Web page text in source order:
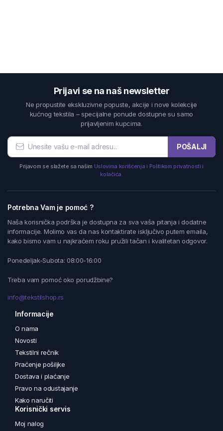
Prijavi se na naš newsletter
Ne propustite ekskluzivne popuste, akcije i nove kolekcije
kućnog tekstila – specijalne ponude dostupne su samo
prijavljenim kupcima.
POŠALJI
Prijavom se slažete sa našim Uslovima korišćenja i Politikom privatnosti i
kolačića.
Potrebna Vam je pomoć ?
Naša korisnička podrška je dostupna za sva vaša pitanja i dodatne
informacije. Molimo vas da nas kontaktirate isključivo putem emaila,
kako bismo vam u najkraćem roku pružili tačan i kvalitetan odgovor.
Ponedeljak-Subota: 08:00-16:00
Treba vam pomoć oko porudžbine?
info@tekstilshop.rs
Informacije
O nama
Novosti
Tekstilni rečnik
Praćenje pošiljke
Dostava i plaćanje
Pravo na odustajanje
Kako naručiti
Korisnički servis
Moj nalog